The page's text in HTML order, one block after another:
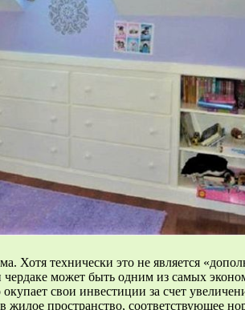
Хотя технически это не является
может быть одним из самых
свои инвестиции за счет
пространство, соответствующее